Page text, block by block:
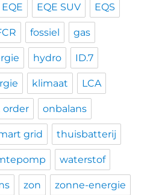
EQE EQE SUV EQS
fossiel gas
hydro ID.7
klimaat LCA
order onbalans
grid thuisbatterij
waterstof
zon zonne-energie